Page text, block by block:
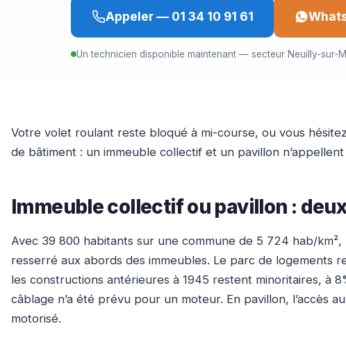
Appeler — 01 34 10 91 61
Un technicien disponible maintenant — secteur Neuilly-sur-
Votre volet roulant reste bloqué à mi-course, ou vous
de bâtiment : un immeuble collectif et un pavillon
Immeuble collectif ou pavillon :
Avec 39 800 habitants sur une commune de 5 724 hab/
resserré aux abords des immeubles. Le parc de logements
les constructions antérieures à 1945 restent minoritaires, à
câblage n’a été prévu pour un moteur. En pavillon, l’accès
motorisé.